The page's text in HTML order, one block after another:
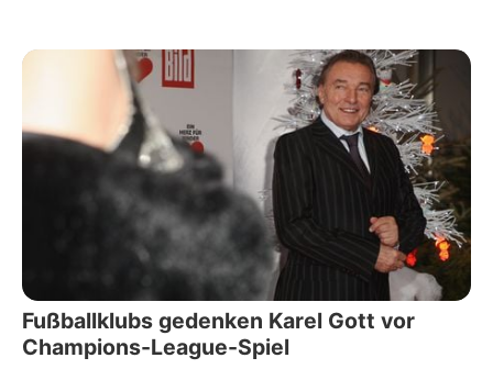
Fußballklubs gedenken Karel Gott vor
Champions-League-Spiel